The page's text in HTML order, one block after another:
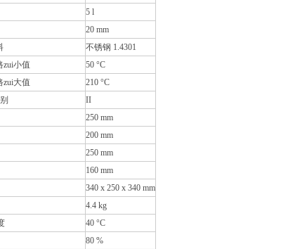
5 l
20 mm
不锈钢 1.4301
zui小值
50 °C
zui大值
210 °C
II
250 mm
200 mm
250 mm
160 mm
340 x 250 x 340 mm
4.4 kg
40 °C
80 %